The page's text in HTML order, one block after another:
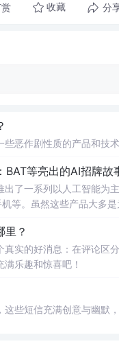
收藏 分
些恶作剧性质的产品和技术
BAT等亮出的AI招牌故
出了一系列以人工智能为
等。虽然这些产品大多
里？
真实的好消息：在评论区
满乐趣和惊喜吧！
这些短信充满创意与幽默